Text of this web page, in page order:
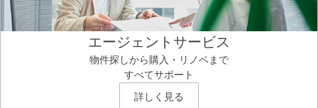
エージェントサービス
物件探しから購入・リノベまで
すべてサポート
詳しく見る